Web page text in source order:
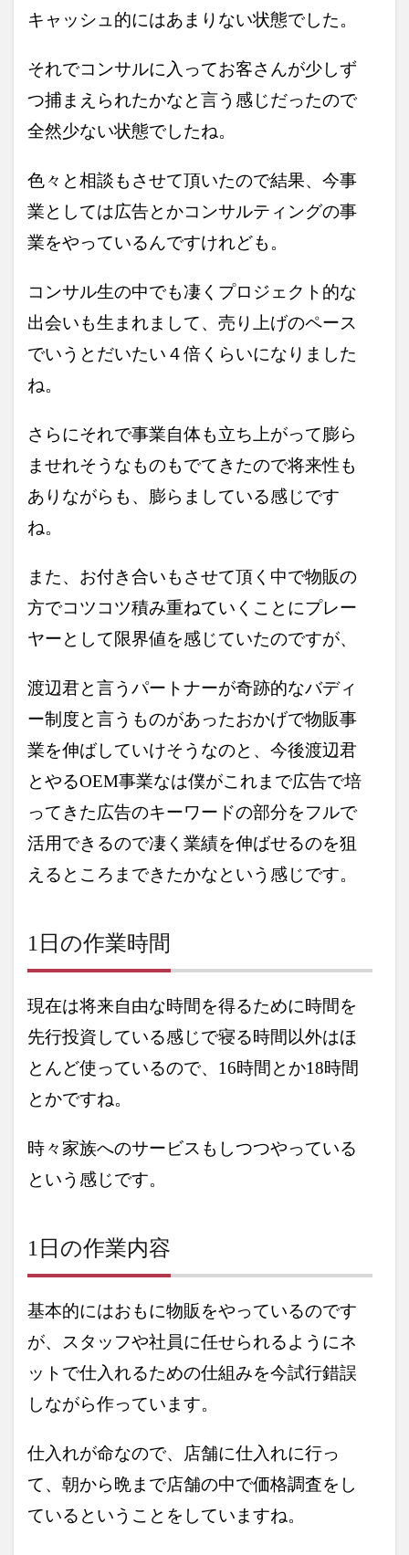
の
作
業
内
容
一番
苦労
した
点は
あり
か？
5
苦労
した
問題
超え
まし
た
6
うに
サル
用し
か？
7
して
良か
った
点を
教え
てく
ださ
い。
キャッシュ的にはあまりない状態でした。
それでコンサルに入ってお客さんが少しず
つ捕まえられたかなと言う感じだったので
全然少ない状態でしたね。
色々と相談もさせて頂いたので結果、今事
業としては広告とかコンサルティングの事
業をやっているんですけれども。
コンサル生の中でも凄くプロジェクト的な
出会いも生まれまして、売り上げのペース
でいうと だいたい４倍くらいになりました
ね。
さらにそれで事業自体も立ち上がって膨ら
ませれそうなものもでてきたので将来性も
ありながらも、膨らましている感じです
ね。
また、お付き合いもさせて頂く中で物販の
方でコツコツ積み重ねていくことにプレー
ヤーとして限界値を感じていたのですが、
渡辺君と言うパートナーが奇跡的なバディ
ー制度と言うものがあったおかげで物販事
業を伸ばしていけそうなのと、 今後渡辺君
とやるOEM事業なは僕がこれまで広告で培
ってきた広告のキーワードの部分をフルで
活用できるので凄く業績を伸ばせるのを狙
えるところまできたかなという感じです。
1日の作業時間
現在は将来自由な時間を得るために時間を
先行投資している感じで寝る時間以外はほ
とんど使っているので、16時間とか18時間
とかですね。
時々家族へのサービスもしつつやっている
という感じです。
1日の作業内容
基本的にはおもに物販をやっているのです
が、スタッフや社員に任せられるようにネ
ットで仕入れるための仕組みを今試行錯誤
しながら作っています。
仕入れが命なので、店舗に仕入れに行っ
て、朝から晩まで店舗の中で価格調査をし
ているということをしていますね。